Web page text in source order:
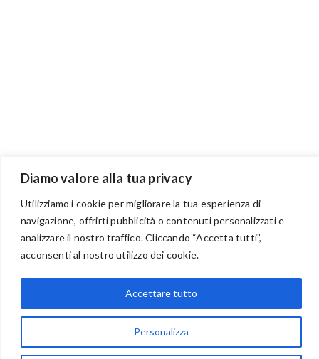
Diamo valore alla tua privacy
Utilizziamo i cookie per migliorare la tua esperienza di
navigazione, offrirti pubblicità o contenuti personalizzati e
analizzare il nostro traffico. Cliccando “Accetta tutti”,
acconsenti al nostro utilizzo dei cookie.
Personalizza
Accettare tutto
BENVENUTI NEL PORTALE RIVENDITORI
via Acqua delle Noci 12
83024 Monteforte Irpino (AV)
(+39) 081-7777233